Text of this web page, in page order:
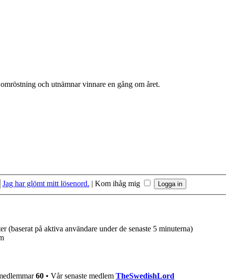
och utnämnar vinnare en gång om året.
Jag har glömt mitt lösenord. | Kom ihåg mig
(baserat på aktiva användare under de senaste 5 minuterna)
60 • Vår senaste medlem TheSwedishLord